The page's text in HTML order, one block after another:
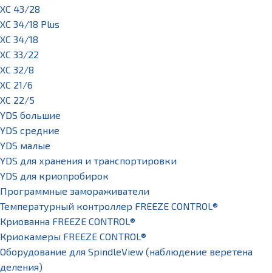
XC 43/28
XC 34/18 Plus
XC 34/18
XC 33/22
XC 32/8
XC 21/6
XC 22/5
YDS большие
YDS средние
YDS малые
YDS для хранения и транспортировки
YDS для криопробирок
Программные замораживатели
Температурный контроллер FREEZE CONTROL®
Криованна FREEZE CONTROL®
Криокамеры FREEZE CONTROL®
Оборудование для SpindleView (наблюдение веретена
деления)